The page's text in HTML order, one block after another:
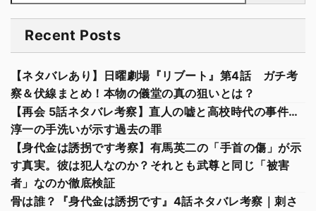
Recent Posts
【ネタバレあり】日曜劇場『リブート』第4話 ガチ考
察＆伏線まとめ！本物の儀堂の真の狙いとは？
【再会 5話ネタバレ考察】直人の嘘と高校時代の事件…
淳一の手洗いが示す過去の罪
【身代金は誘拐です考察】有馬英二の「手首の傷」が示
す真実。彼は犯人なのか？それとも武尊と同じ「被害
者」なのか徹底検証
骨は誰？『身代金は誘拐です』4話ネタバレ考察｜刺さ